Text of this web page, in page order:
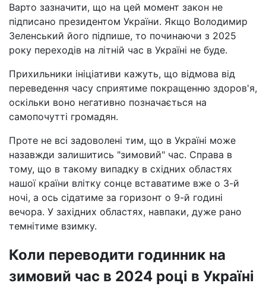
Варто зазначити, що на цей момент закон не
підписано президентом України. Якщо Володимир
Зеленський його підпише, то починаючи з 2025
року переходів на літній час в Україні не буде.
Прихильники ініціативи кажуть, що відмова від
переведення часу сприятиме покращенню здоров'я,
оскільки воно негативно позначається на
самопочутті громадян.
Проте не всі задоволені тим, що в Україні може
назавжди залишитись "зимовий" час. Справа в
тому, що в такому випадку в східних областях
нашої країни влітку сонце вставатиме вже о 3-й
ночі, а ось сідатиме за горизонт о 9-й годині
вечора. У західних областях, навпаки, дуже рано
темнітиме взимку.
Коли переводити годинник на
зимовий час в 2024 році в Україні